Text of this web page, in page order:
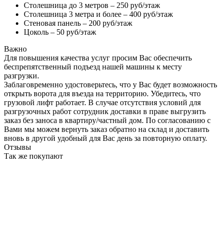
Столешница до 3 метров – 250 руб/этаж
Столешница 3 метра и более – 400 руб/этаж
Стеновая панель – 200 руб/этаж
Цоколь – 50 руб/этаж
Важно
Для повышения качества услуг просим Вас обеспечить
беспрепятственный подъезд нашей машины к месту
разгрузки.
Заблаговременно удостоверьтесь, что у Вас будет возможность
открыть ворота для въезда на территорию. Убедитесь, что
грузовой лифт работает. В случае отсутствия условий для
разгрузочных работ сотрудник доставки в праве выгрузить
заказ без заноса в квартиру/частный дом. По согласованию с
Вами мы можем вернуть заказ обратно на склад и доставить
вновь в другой удобный для Вас день за повторную оплату.
Отзывы
Так же покупают